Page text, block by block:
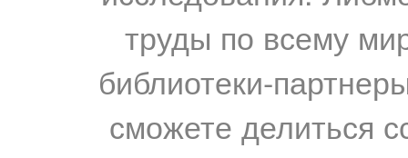
труды по всему
библиотеки-
сможете делиться